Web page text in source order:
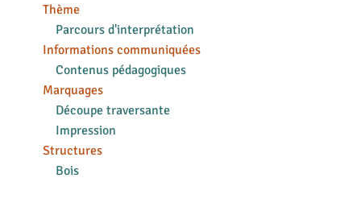
Thème
Parcours d'interprétation
Informations communiquées
Contenus pédagogiques
Marquages
Découpe traversante
Impression
Structures
Bois